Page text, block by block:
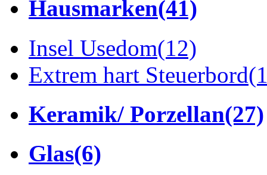
Hausmarken(41)
Insel Usedom(12)
Extrem hart Steuerbord
Keramik/ Porzellan(27)
Glas(6)